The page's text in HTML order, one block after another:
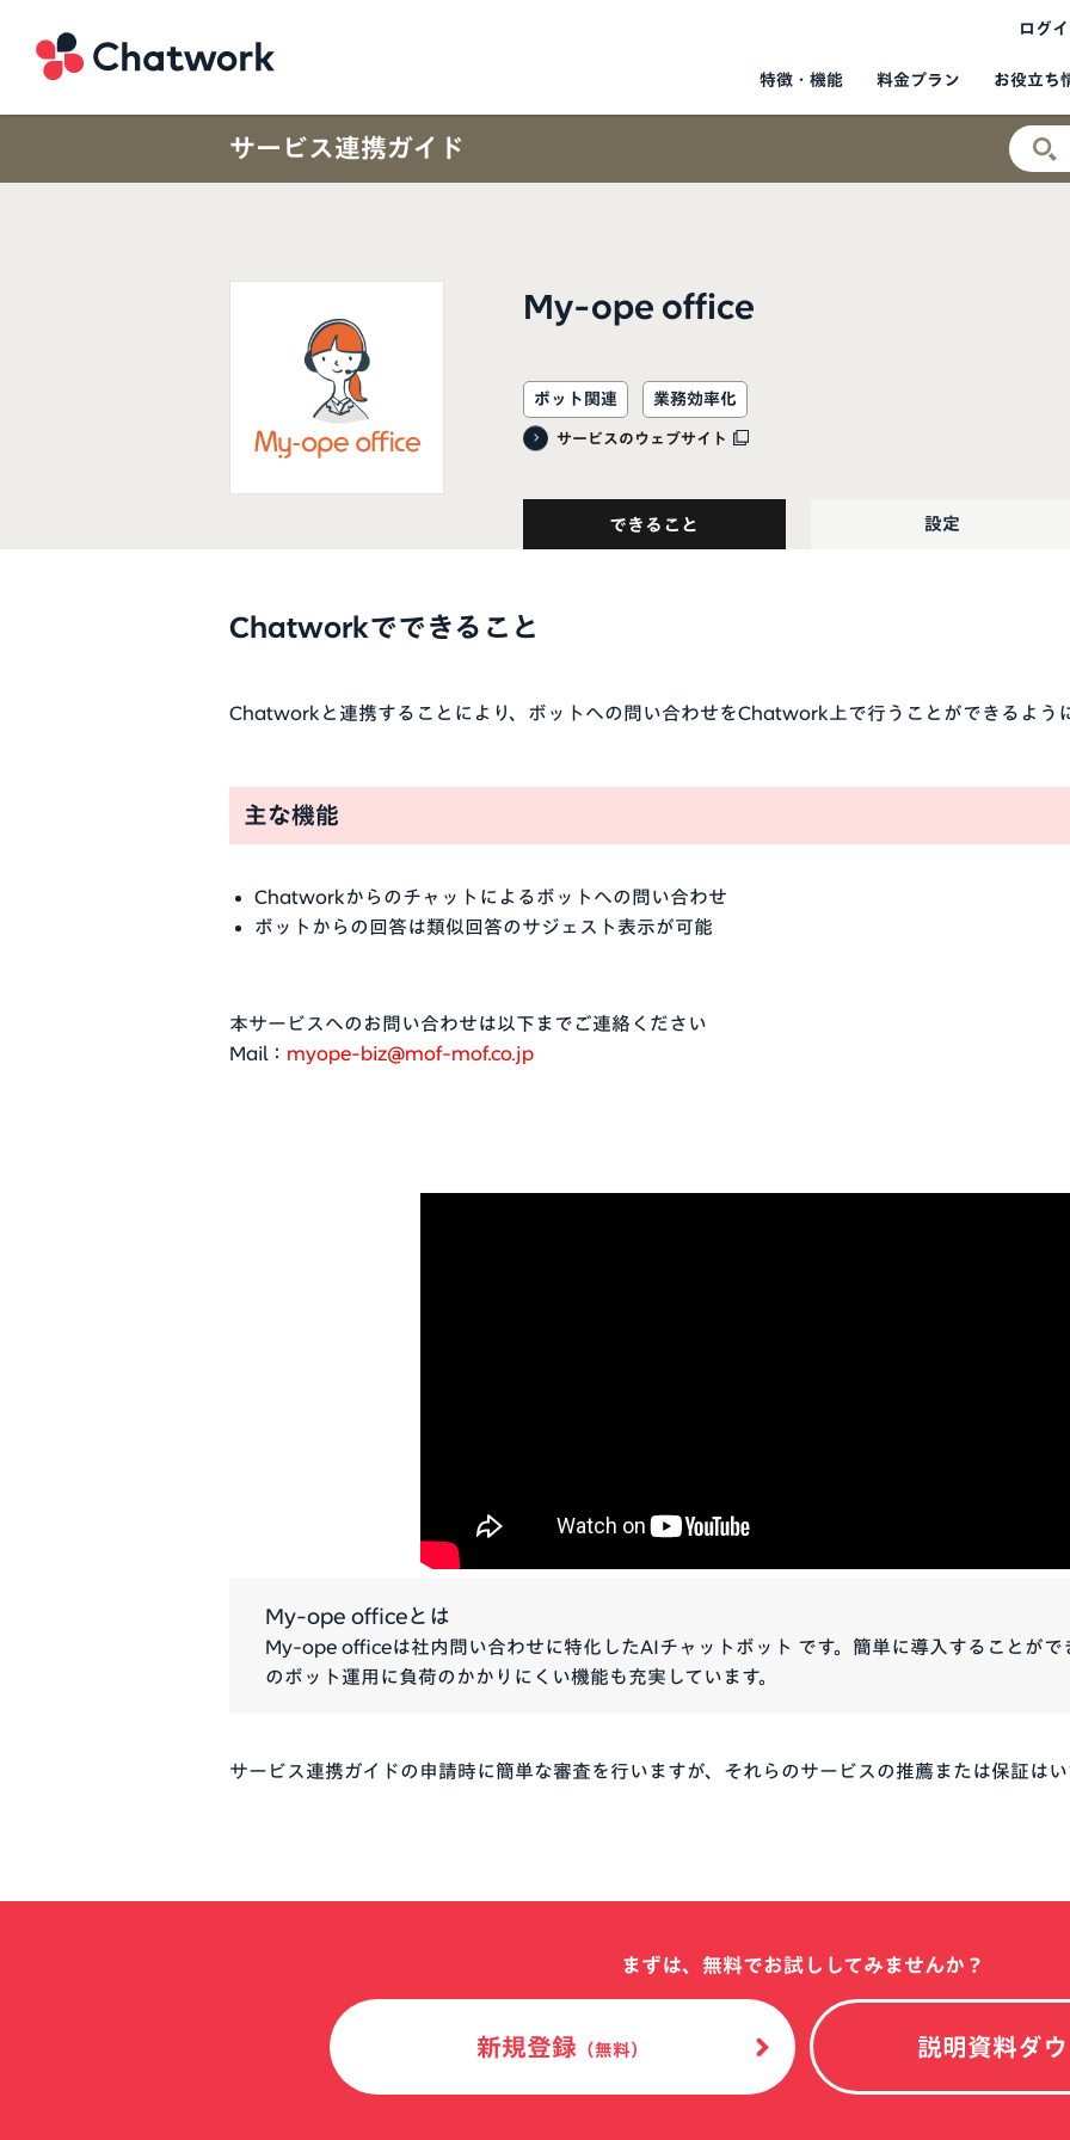
特徴・機能 料金プラン お役立ち
ログ
サービス連携ガイド
My-ope office
ボット関連 業務効率化
サービスのウェブサイト
できること 設定
Chatworkでできること
Chatworkと連携することにより、ボットへの問い合わせをChatwork上で行うことができるように
主な機能
Chatworkからのチャットによるボットへの問い合わせ
ボットからの回答は類似回答のサジェスト表示が可能
本サービスへのお問い合わせは以下までご連絡ください
Mail： myope-biz@mof-mof.co.jp
My-ope officeとは
My-ope officeは社内問い合わせに特化したAIチャットボット です。簡単に導入することがで
のボット運用に負荷のかかりにくい機能も充実しています。
サービス連携ガイドの申請時に簡単な審査を行いますが、それらのサービスの推薦または保証はい
まずは、無料でお試ししてみませんか？
新規登録 （無料） 説明資料ダ